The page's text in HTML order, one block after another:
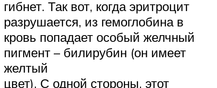
гибнет. Так вот, когда эритроцит
разрушается, из гемоглобина в
кровь попадает особый желчный
пигмент – билирубин (он имеет
желтый
цвет). С одной стороны, этот